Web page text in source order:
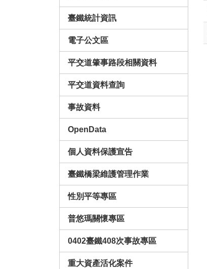
臺鐵統計資訊
電子公文區
平交道肇事路段相關資料
平交道資料查詢
事故資料
OpenData
個人資料保護宣告
臺鐵橋梁維護管理作業
性別平等專區
普悠瑪關懷專區
0402臺鐵408次事故專區
重大資產活化案件